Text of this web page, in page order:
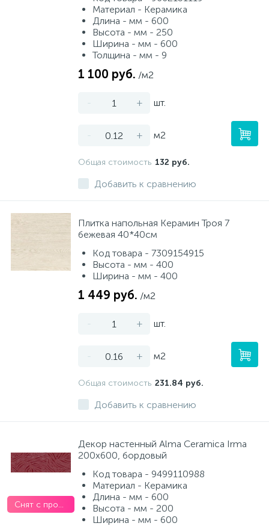
Материал - Керамика
Длина - мм - 600
Высота - мм - 250
Ширина - мм - 600
Толщина - мм - 9
1 100 руб. /м2
- + шт.
- + м2
Общая стоимость 132 руб.
Добавить к сравнению
Плитка напольная Керамин Троя 7
бежевая 40*40см
Код товара - 7309154915
Высота - мм - 400
Ширина - мм - 400
1 449 руб. /м2
- + шт.
- + м2
Общая стоимость 231.84 руб.
Добавить к сравнению
Снят с производства
Декор настенный Alma Ceramica Irma
200x600, бордовый
Код товара - 9499110988
Материал - Керамика
Длина - мм - 600
Высота - мм - 200
Ширина - мм - 600